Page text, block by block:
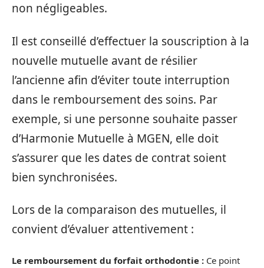
non négligeables.
Il est conseillé d’effectuer la souscription à la
nouvelle mutuelle avant de résilier
l’ancienne afin d’éviter toute interruption
dans le remboursement des soins. Par
exemple, si une personne souhaite passer
d’Harmonie Mutuelle à MGEN, elle doit
s’assurer que les dates de contrat soient
bien synchronisées.
Lors de la comparaison des mutuelles, il
convient d’évaluer attentivement :
Le remboursement du forfait orthodontie : Ce point